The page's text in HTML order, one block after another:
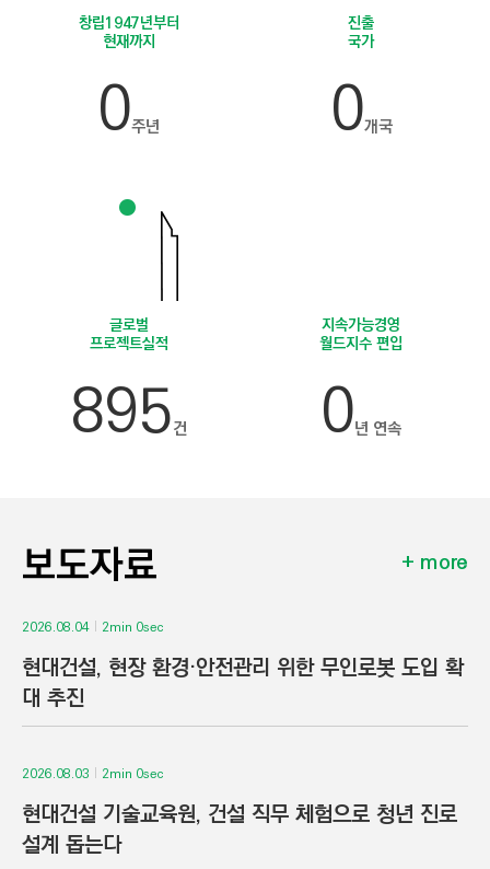
I
창립1947년부터
현재까지
0주년
진출
국가
0개국
글로벌
프로젝트실적
895건
지속가능경영
월드지수편입
0년 연속
보도자료
2026.08.04 2min 0sec
현대건설, 현장 환경·안전관리 위한 무인로봇 도입 확
대 추진
2026.08.03 2min 0sec
현대건설 기술교육원, 건설 직무 체험으로 청년 진로
설계 돕는다
more